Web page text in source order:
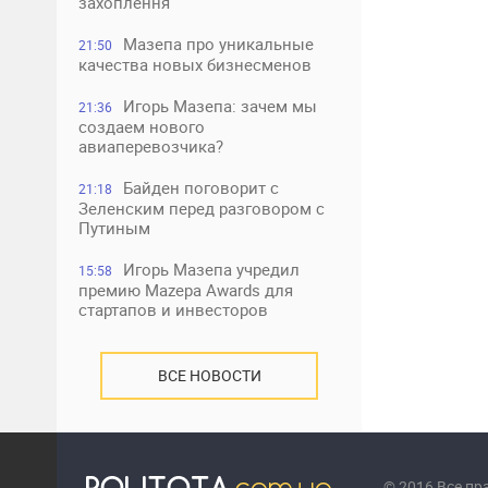
21:50
Мазепа про уникальные
качества новых бизнесменов
21:36
Игорь Мазепа: зачем мы
создаем нового
авиаперевозчика?
21:18
Байден поговорит с
Зеленским перед разговором с
Путиным
15:58
Игорь Мазепа учредил
премию Mazepa Awards для
стартапов и инвесторов
ВСЕ НОВОСТИ